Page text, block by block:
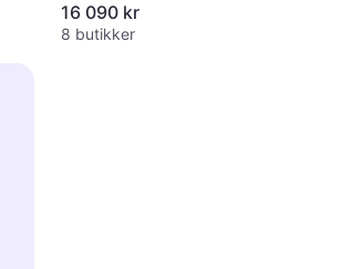
16 090 kr
8 butikker